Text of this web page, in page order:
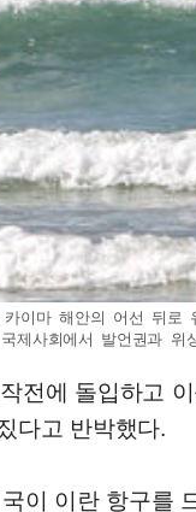
이마 해안의 어선 뒤
사회에서 발언권과 위
전에 돌입하고
다고 반박했다.
이 이란 항구